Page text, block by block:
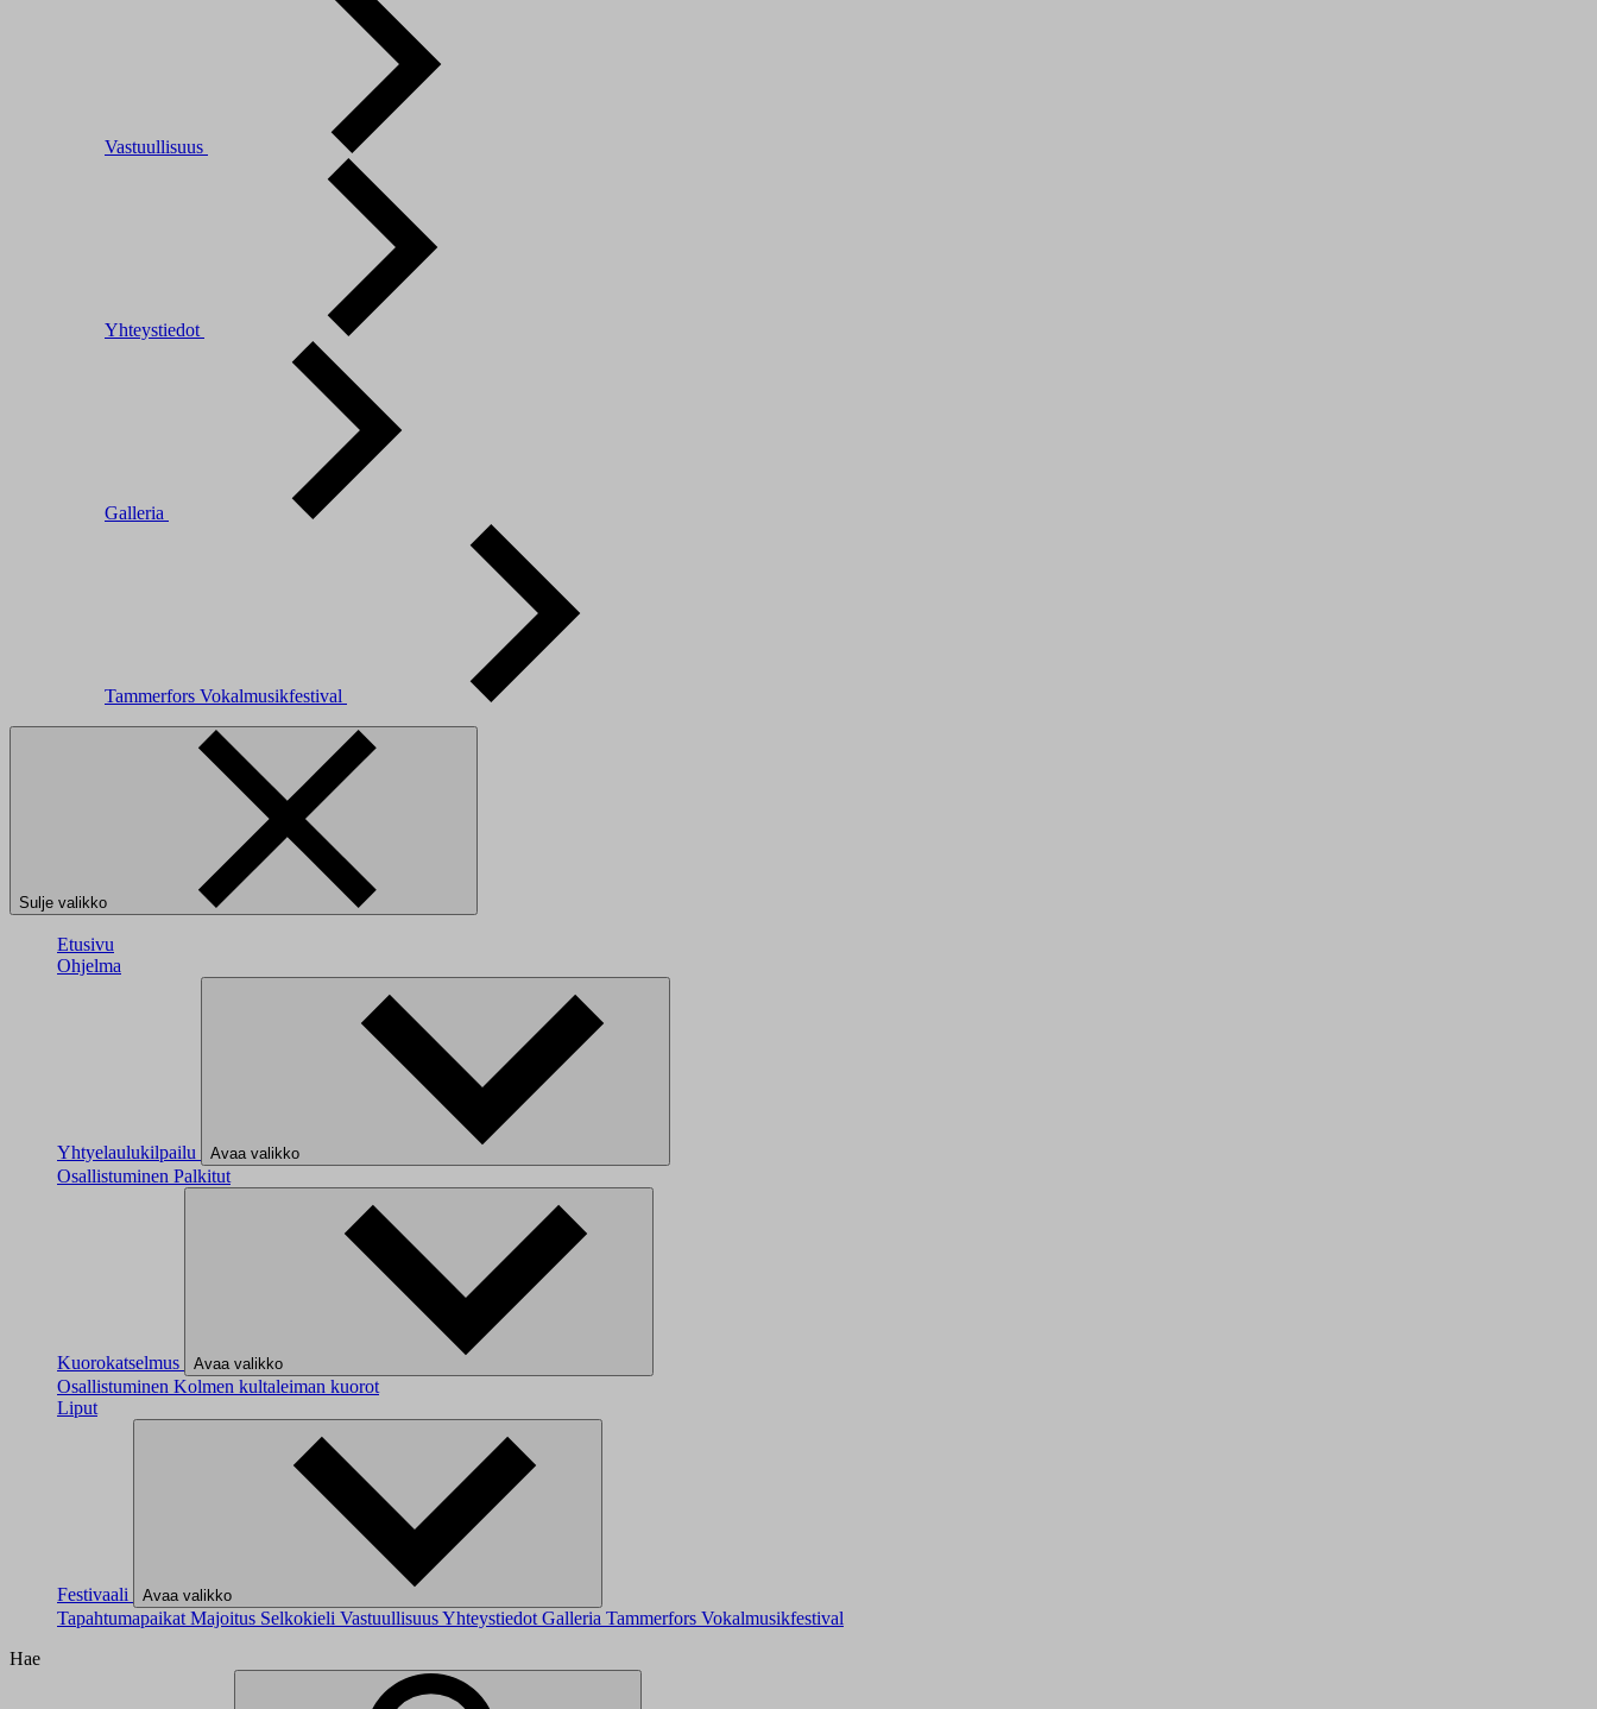
Vastuullisuus
Yhteystiedot
Galleria
Tammerfors Vokalmusikfestival
Sulje valikko
Etusivu
Ohjelma
Yhtyelaulukilpailu Avaa valikko
Osallistuminen Palkitut
Kuorokatselmus Avaa valikko
Osallistuminen Kolmen kultaleiman kuorot
Liput
Festivaali Avaa valikko
Tapahtumapaikat Majoitus Selkokieli VastuullisuusYhteystiedot Galleria Tammerfors Vokalmusikfestival
Hae